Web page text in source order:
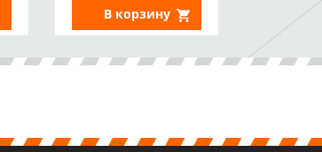
В корзину